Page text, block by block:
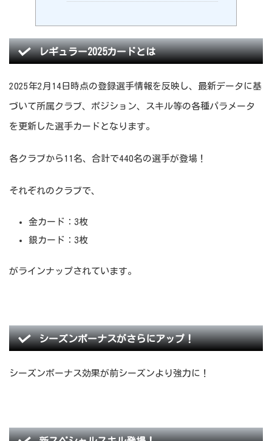
レギュラー2025カードとは
2025年2月14日時点の登録選手情報を反映し、最新データに基
づいて所属クラブ、ポジション、スキル等の各種パラメータ
を更新した選手カードとなります。
各クラブから11名、合計で440名の選手が登場！
それぞれのクラブで、
金カード：3枚
銀カード：3枚
がラインナップされています。
シーズンボーナスがさらにアップ！
シーズンボーナス効果が前シーズンより強力に！